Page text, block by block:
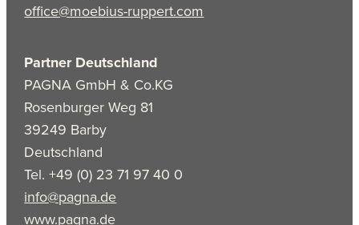
office@moebius-ruppert.com
Partner Deutschland
PAGNA GmbH & Co.KG
Rosenburger Weg 81
39249 Barby
Deutschland
Tel. +49 (0) 23 71 97 40 0
info@pagna.de
www.pagna.de